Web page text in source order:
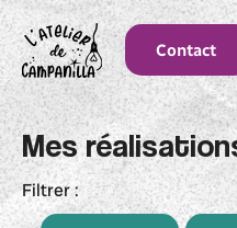
Contact
Mes
Filtrer :